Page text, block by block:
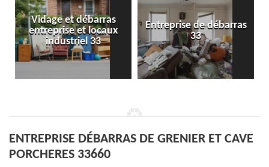
Entreprise de débarras
33
Débarras
d'appartement 33
ENTREPRISE DÉBARRAS DE GRENIER ET CAVE
PORCHERES 33660